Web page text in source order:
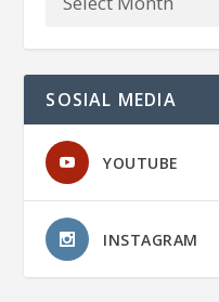
SOSIAL MEDIA
YOUTUBE
INSTAGRAM